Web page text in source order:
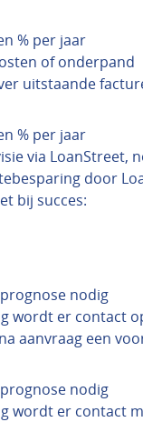
% per jaar
of onderpand
uitstaande
% per jaar
via LoanStreet,
door
bij succes:
nodig
wordt er contact
aanvraag een
nodig
wordt er contact